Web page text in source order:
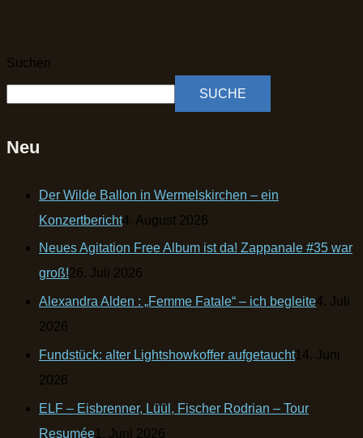
Suchen
SUCHE
Neu
Der Wilde Ballon in Wermelskirchen – ein
Konzertbericht4. August 2026
Neues Agitation Free Album ist da! Zappanale #35 war
groß!26. Juli 2026
Alexandra Alden : „Femme Fatale“ – ich begleite4. Juli
2026
Fundstück: alter Lightshowkoffer aufgetaucht14. Juni
2026
ELF – Eisbrenner, Lüül, Fischer Rodrian – Tour
Resumée1. Juni 2026